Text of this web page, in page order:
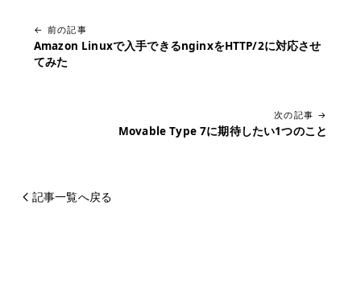
← 前の記事
Amazon Linuxで入手できるnginxをHTTP/2に対応させ
てみた
次の記事 →
Movable Type 7に期待したい1つのこと
記事一覧へ戻る